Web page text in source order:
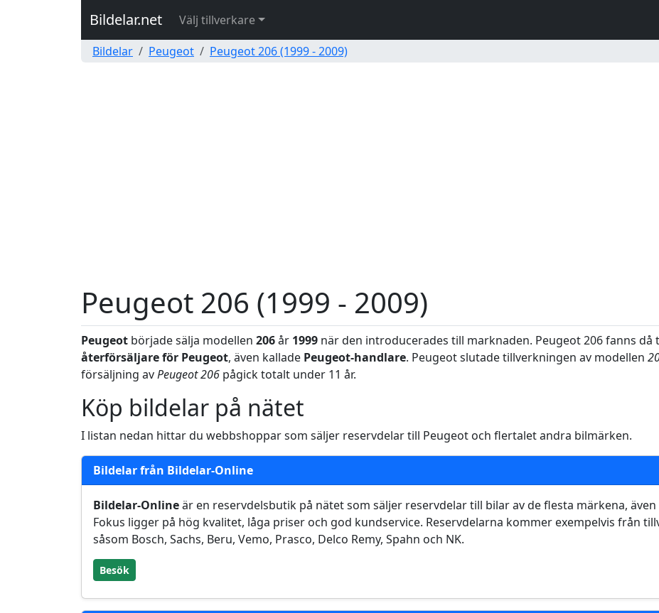
Bildelar.net
Välj tillverkare
Bildelar
Peugeot Peugeot 206 (1999 - 2009)
Peugeot 206 (1999 - 2009)
Peugeot började sälja modellen 206år 1999 när den introducerades till marknaden. Peugeot 206 fanns
återförsäljare för Peugeot, även kallade Peugeot-handlare. Peugeot slutade tillverkningen av modellen
försäljning avPeugeot 206 pågick totalt under 11 år.
Köp bildelar på nätet
I listan nedan hittar du webbshoppar som säljer reservdelar till Peugeot och flertalet andra bilmärken.
Bildelar från Bildelar-Online
Bildelar-Onlineär en reservdelsbutik på nätet som säljer reservdelar till bilar av de flesta märkena, även
Fokus ligger på hög kvalitet, låga priser och god kundservice. Reservdelarna kommer exempelvis från
såsom Bosch, Sachs, Beru, Vemo, Prasco, Delco Remy, Spahn och NK.
Besök